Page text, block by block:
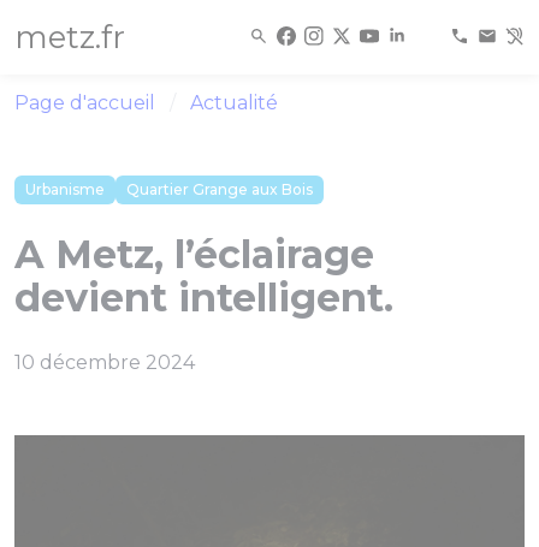
metz.fr
Page d'accueil Actualité
Urbanisme Quartier Grange aux Bois
A Metz, l’éclairage
devient intelligent.
10 décembre 2024